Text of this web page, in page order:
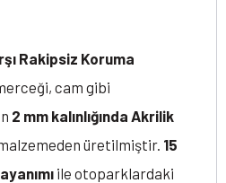
Rakipsiz Koruma
cam gibi
2 mm kalınlığında Akrilik
üretilmiştir. 15
ile otoparklardaki